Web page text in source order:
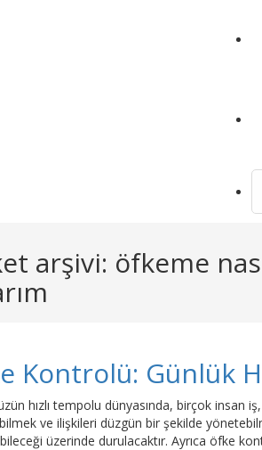
arşivi: öfkeme
Kontrolü: Günlük
hızlı tempolu dünyasında, birçok insan
ve ilişkileri düzgün bir şekilde
üzerinde durulacaktır. Ayrıca öfke